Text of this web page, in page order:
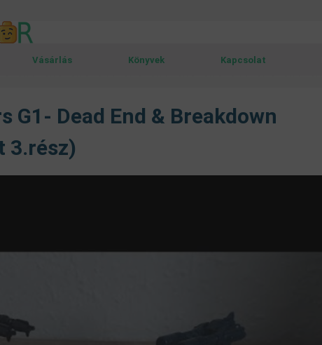
Vásárlás Könyvek Kapcsolat
G1- Dead End & Breakdown
3.rész)